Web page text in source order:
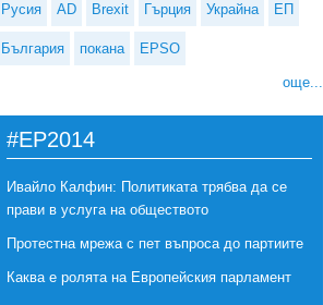
Русия AD Brexit Гърция Украйна ЕП
България покана EPSO
още...
#EP2014
Ивайло Калфин: Политиката трябва да се
прави в услуга на обществото
Протестна мрежа с пет въпроса до партиите
Каква е ролята на Европейския парламент